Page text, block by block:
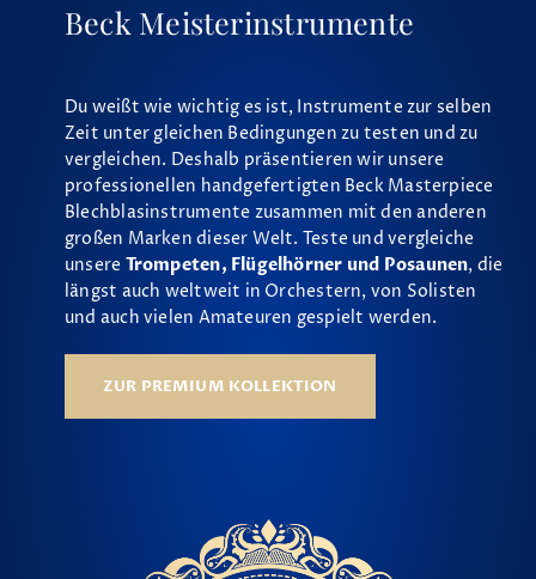
Beck Meisterinstrumente
Du weißt wie wichtig es ist, Instrumente zur selben
Zeit unter gleichen Bedingungen zu testen und zu
vergleichen. Deshalb präsentieren wir unsere
professionellen handgefertigten Beck Masterpiece
Blechblasinstrumente zusammen mit den anderen
großen Marken dieser Welt. Teste und vergleiche
unsere Trompeten, Flügelhörner und Posaunen, die
längst auch weltweit in Orchestern, von Solisten
und auch vielen Amateuren gespielt werden.
ZUR PREMIUM KOLLEKTION